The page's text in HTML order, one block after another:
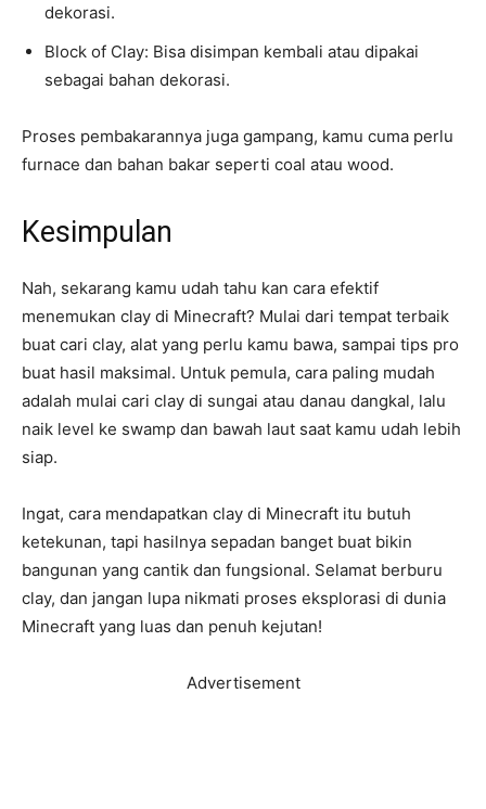
dekorasi.
Block of Clay: Bisa disimpan kembali atau dipakai
sebagai bahan dekorasi.
Proses pembakarannya juga gampang, kamu cuma perlu
furnace dan bahan bakar seperti coal atau wood.
Kesimpulan
Nah, sekarang kamu udah tahu kan cara efektif
menemukan clay di Minecraft? Mulai dari tempat terbaik
buat cari clay, alat yang perlu kamu bawa, sampai tips pro
buat hasil maksimal. Untuk pemula, cara paling mudah
adalah mulai cari clay di sungai atau danau dangkal, lalu
naik level ke swamp dan bawah laut saat kamu udah lebih
siap.
Ingat, cara mendapatkan clay di Minecraft itu butuh
ketekunan, tapi hasilnya sepadan banget buat bikin
bangunan yang cantik dan fungsional. Selamat berburu
clay, dan jangan lupa nikmati proses eksplorasi di dunia
Minecraft yang luas dan penuh kejutan!
Advertisement